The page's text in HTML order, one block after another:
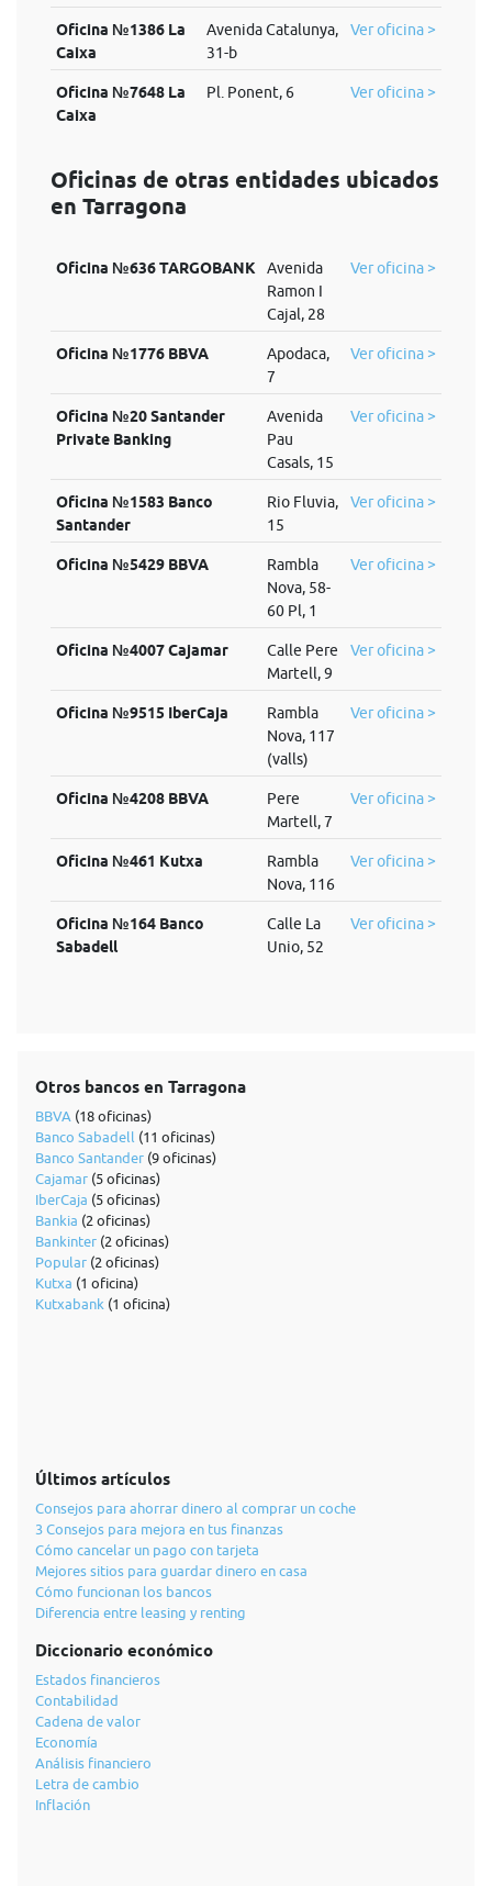
Oficina №1386 La
Caixa
Avenida Catalunya,
31-b
Ver oficina >
Oficina №7648 La
Caixa
Pl. Ponent, 6 Ver oficina >
Oficinas de otras entidades ubicados
en Tarragona
Oficina №636 TARGOBANK
Avenida
Ramon I
Cajal, 28
Ver oficina >
Oficina №1776 BBVA
Apodaca,
7
Ver oficina >
Oficina №20 Santander
Private Banking
Avenida
Pau
Casals, 15
Ver oficina >
Oficina №1583 Banco
Santander
Rio Fluvia,
15
Ver oficina >
Oficina №5429 BBVA
Rambla
Nova, 58-
60 Pl, 1
Ver oficina >
Oficina №4007 Cajamar
Calle Pere
Martell, 9
Ver oficina >
Oficina №9515 IberCaja
Rambla
Nova, 117
(valls)
Ver oficina >
Oficina №4208 BBVA
Pere
Martell, 7
Ver oficina >
Oficina №461 Kutxa
Rambla
Nova, 116
Ver oficina >
Oficina №164 Banco
Sabadell
Calle La
Unio, 52
Ver oficina >
Otros bancos en Tarragona
BBVA (18 oficinas)
Banco Sabadell (11 oficinas)
Banco Santander (9 oficinas)
Cajamar (5 oficinas)
IberCaja (5 oficinas)
Bankia (2 oficinas)
Bankinter (2 oficinas)
Popular (2 oficinas)
Kutxa (1 oficina)
Kutxabank (1 oficina)
Últimos artículos
Consejos para ahorrar dinero al comprar un coche
3 Consejos para mejora en tus finanzas
Cómo cancelar un pago con tarjeta
Mejores sitios para guardar dinero en casa
Cómo funcionan los bancos
Diferencia entre leasing y renting
Diccionario económico
Estados financieros
Contabilidad
Cadena de valor
Economía
Análisis financiero
Letra de cambio
Inflación